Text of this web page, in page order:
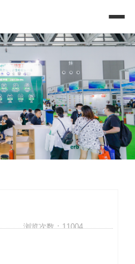
浏览次数：11004